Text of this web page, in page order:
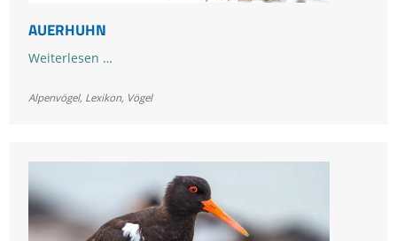
AUERHUHN
Weiterlesen …Auerhuhn
Alpenvögel, Lexikon, Vögel